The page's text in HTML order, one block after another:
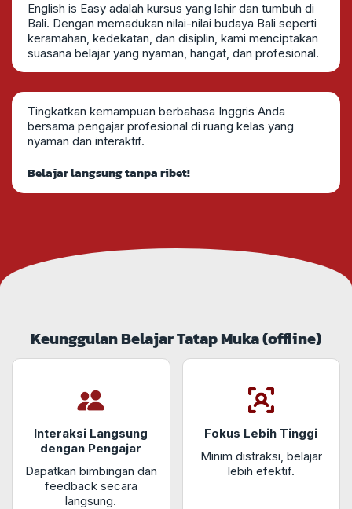
English is Easy adalah kursus yang lahir dan tumbuh di
Bali. Dengan memadukan nilai-nilai budaya Bali seperti
keramahan, kedekatan, dan disiplin, kami menciptakan
suasana belajar yang nyaman, hangat, dan profesional.
Tingkatkan kemampuan berbahasa Inggris Anda
bersama pengajar profesional di ruang kelas yang
nyaman dan interaktif.
Belajar langsung tanpa ribet!
Keunggulan Belajar Tatap Muka (offline)
Interaksi Langsung
dengan Pengajar
Dapatkan bimbingan dan
feedback secara
langsung.
Fokus Lebih Tinggi
Minim distraksi, belajar
lebih efektif.